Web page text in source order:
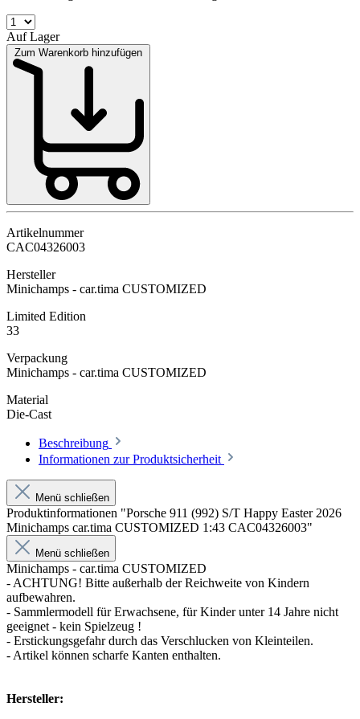
Auf Lager
Zum Warenkorb hinzufügen
Artikelnummer
CAC04326003
Hersteller
Minichamps - car.tima CUSTOMIZED
Limited Edition
33
Verpackung
Minichamps - car.tima CUSTOMIZED
Material
Die-Cast
Beschreibung
Informationen zur Produktsicherheit
Menü schließen
Produktinformationen "Porsche 911 (992) S/T Happy Easter 2026
Minichamps car.tima CUSTOMIZED 1:43 CAC04326003"
Menü schließen
Minichamps - car.tima CUSTOMIZED
- ACHTUNG! Bitte außerhalb der Reichweite von Kindern
aufbewahren.
- Sammlermodell für Erwachsene, für Kinder unter 14 Jahre nicht
geeignet - kein Spielzeug !
- Erstickungsgefahr durch das Verschlucken von Kleinteilen.
- Artikel können scharfe Kanten enthalten.
Hersteller: